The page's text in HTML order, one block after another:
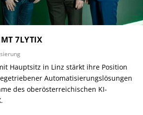
7LYTIX
Hauptsitz in Linz stärkt ihre Position
Automatisierungslösungen
des oberösterreichischen KI-